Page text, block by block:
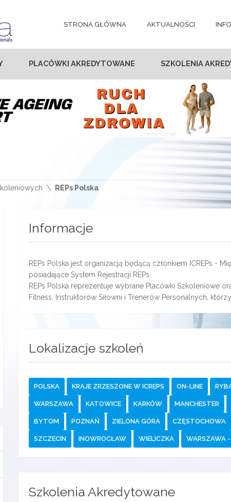
STRONA GŁÓWNA AKTUALNOŚCI
PLACÓWKI AKREDYTOWANE SZKOLENIA
REPs Polska
Informacje
REPs Polska jest organizacją będącą członkiem ICREPs -
posiadające System Rejestracji REPs.
REPs Polska reprezentuje wybrane Placówki Szkoleniowe
Fitness, Instruktorów Siłowni i Trenerów Personalnych,
Lokalizacje szkoleń
POLSKA KRAJE ZRZESZONE W ICREPS ON-LINE
WARSZAWA KATOWICE KARKÓW MANCHESTER
BYTOM POZNAŃ ZIELONA GÓRA CZĘSTOCHOWA
SZCZECIN INOWROCŁAW WIELICZKA WARSZAWA -
Szkolenia Akredytowane